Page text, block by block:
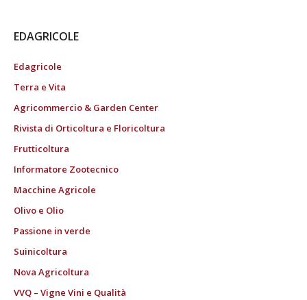
EDAGRICOLE
Edagricole
Terra e Vita
Agricommercio & Garden Center
Rivista di Orticoltura e Floricoltura
Frutticoltura
Informatore Zootecnico
Macchine Agricole
Olivo e Olio
Passione in verde
Suinicoltura
Nova Agricoltura
VVQ – Vigne Vini e Qualità